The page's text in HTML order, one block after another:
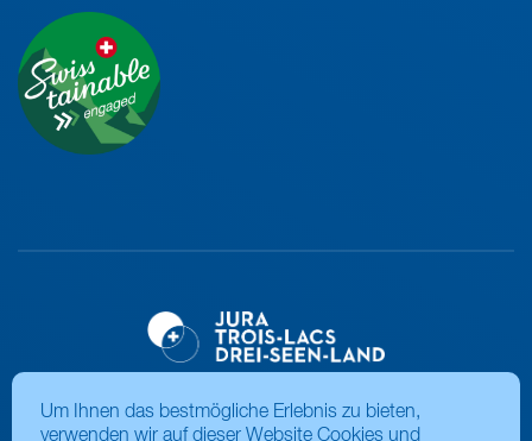
Um Ihnen das bestmögliche Erlebnis zu bieten,
verwenden wir auf dieser Website Cookies und